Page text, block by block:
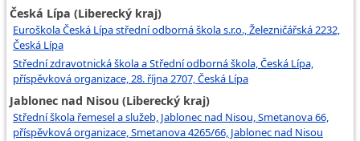
Česká Lípa (Liberecký kraj)
Euroškola Česká Lípa střední odborná škola s.r.o., Železničářská 2232,
Česká Lípa
Střední zdravotnická škola a Střední odborná škola, Česká Lípa,
příspěvková organizace, 28. října 2707, Česká Lípa
Jablonec nad Nisou (Liberecký kraj)
Střední škola řemesel a služeb, Jablonec nad Nisou, Smetanova 66,
příspěvková organizace, Smetanova 4265/66, Jablonec nad Nisou